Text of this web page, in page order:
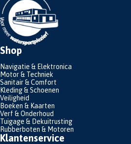
Shop
Navigatie & Elektronica
Motor & Techniek
Sanitair & Comfort
Kleding & Schoenen
Veiligheid
Boeken & Kaarten
Verf & Onderhoud
Tuigage & Dekuitrusting
Rubberboten & Motoren
Klantenservice